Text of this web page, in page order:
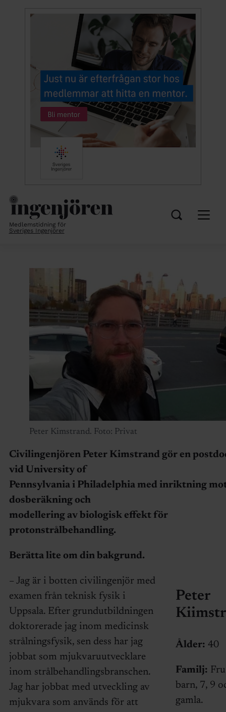
Medlemstidning för
Sveriges Ingenjörer
Peter Kimstrand. Foto: Privat
Civilingenjören Peter Kimstrand gör en
vid University of
Pennsylvania i Philadelphia med inriktning
dosberäkning och
modellering av biologisk effekt för
protonstrålbehandling.
Berätta lite om din bakgrund.
Peter
Ålder: 40
Familj:
barn, 7, 9
gamla.
– Jag är i botten civilingenjör med
examen från teknisk fysik i
Uppsala. Efter grundutbildningen
doktorerade jag inom medicinsk
strålningsfysik, sen dess har jag
jobbat som mjukvaruutvecklare
inom strålbehandlingsbranschen.
Jag har jobbat med utveckling av
mjukvara som används för att